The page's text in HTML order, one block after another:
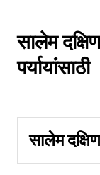
सालेम
पर्यायांसाठी
सालेम